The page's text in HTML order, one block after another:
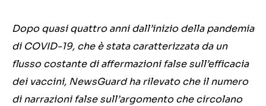
Dopo quasi quattro anni dall’inizio della pandemia
di COVID-19, che è stata caratterizzata da un
flusso costante di affermazioni false sull’efficacia
dei vaccini, NewsGuard ha rilevato che il numero
di narrazioni false sull’argomento che circolano